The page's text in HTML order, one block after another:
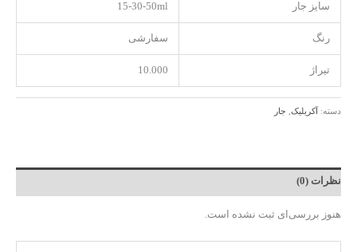
سایز جار 15-30-50ml
رنگ سفارشی
تیراژ 10.000
دسته:آکریلیک, جار
نظرات (0)
هنوز بررسی‌ای ثبت نشده است.